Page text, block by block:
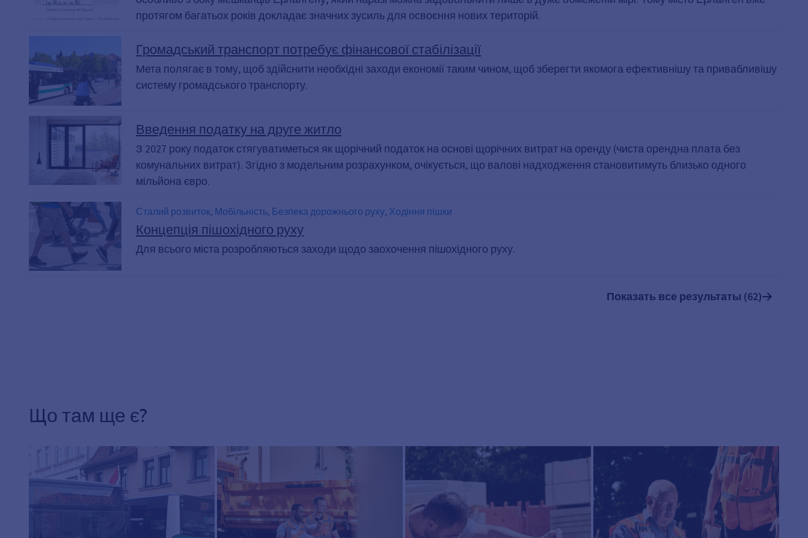
протягом багатьох років докладає значних зусиль для освоєння нових територій.
Громадський транспорт потребує фінансової стабілізації
Мета полягає в тому, щоб здійснити необхідні заходи економії таким чином, щоб зберегти якомога ефективнішу та привабливішу
систему громадського транспорту.
Введення податку на друге житло
З 2027 року податок стягуватиметься як щорічний податок на основі щорічних витрат на оренду (чиста орендна плата без
комунальних витрат). Згідно з модельним розрахунком, очікується, що валові надходження становитимуть близько одного
мільйона євро.
Сталий розвиток, Мобільність, Безпека дорожнього руху, Ходіння пішки
Концепція пішохідного руху
Для всього міста розробляються заходи щодо заохочення пішохідного руху.
Показать все результаты (62)
Що там ще є?